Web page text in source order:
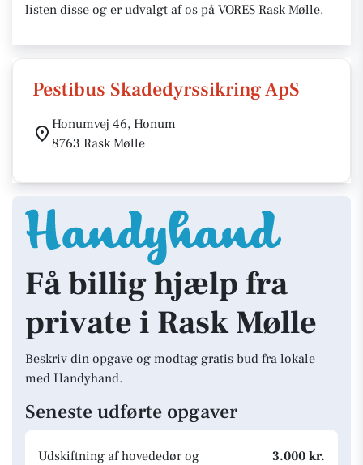
listen disse og er udvalgt af os på VORES Rask Mølle.
Pestibus Skadedyrssikring ApS
Honumvej 46, Honum
8763 Rask Mølle
Få billig hjælp fra
private i Rask Mølle
Beskriv din opgave og modtag gratis bud fra lokale
med Handyhand.
Seneste udførte opgaver
Udskiftning af hovededør og
3.000 kr.